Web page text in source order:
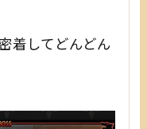
着してどんどん